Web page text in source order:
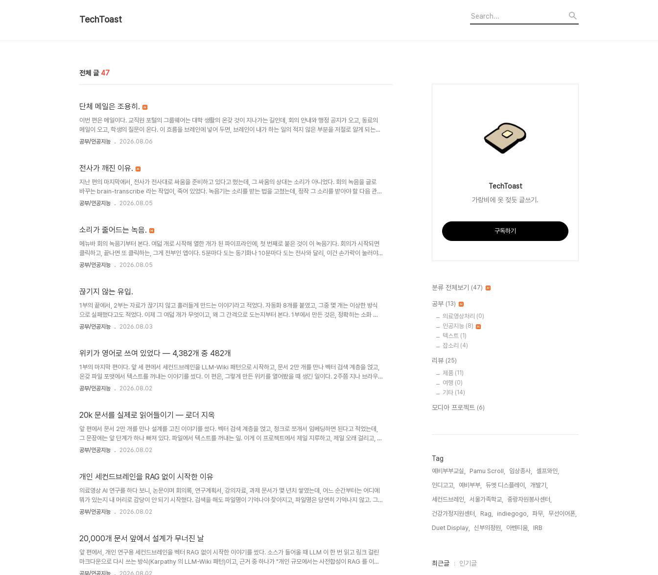
TechToast
전체 글 47
단체 메일은 조용히.
이번 편은 메일이다. 교직원 포털의 그룹웨어는 대학 생활의 온갖 것이 지나가는 길인데, 회의 안내와 행정 공지가 오고, 동료의
메일이 오고, 학생의 질문이 온다. 이 흐름을 브레인에 넣어 두면, 브레인이 내가 하는 일의 적지 않은 부분을 저절로 알게 되는데,
그게 이 자동화를 시작한 이유였다. 메일 하나가 곧 업무 기록 하나라, 긁어 두면 기록이 되고 놓치면 흔적도 없다. 회의록은 지나
으로 나뉘었는지, 하나씩 보자. 포털을 열고, 편지함을 걷는다그룹웨어..
공부/인공지능 2026.08.06
전사가 깨진 이유.
지난 편의 마지막에서, 전사가 전사대로 싸움을 준비하고 있다고 했는데, 그 싸움의 상대는 소리가 아니었다. 회의 녹음을 글로
바꾸는 brain-transcribe 라는 작업이, 죽어 있었다. 녹음기는 소리를 받는 법을 고쳤는데, 정작 그 소리를 받아야 할 다음 관문
이 넘어져 있었다. 그달 중반의 기록에는, numpy 와 numba 의 충돌이라는 진단 한 줄이 남아 있다. 버전 두 개가 싸운 흔적을,
트는 회의록 폴더에 전사 문서로 떨어지고,..
공부/인공지능 2026.08.05
소리가 줄어드는 녹음.
메뉴바 회의 녹음기부터 본다. 여덟 개로 시작해 열한 개가 된 파이프라인에, 첫 번째로 붙은 것이 이 녹음기다. 회의가 시작되면
클릭하고, 끝나면 또 클릭하는, 그게 전부인 앱이다. 5분마다 도는 동기화나 10분마다 도는 전사와 달리, 이건 손가락이 눌러야
시작되는 트리거 방식이다. 트리거로 산다는 점은 끝까지 그대로였는데, 소리를 받는 방식만 이상하게 무너졌다. 열 초를 녹음했
에서 가장 손에 가까운 곳에 있는 것이 이 녹음기였다. 이 녹음기가..
공부/인공지능 2026.08.05
끊기지 않는 유입.
1부의 끝에서, 2부는 자료가 끊기지 않고 흘러들게 만드는 이야기라고 적었다. 자동화 8개를 붙였고, 그중 몇 개는 이상한 방식
으로 실패했다고도 적었다. 이제 그 여덟 개가 무엇이고, 왜 그 간격으로 도는지부터 본다. 1부에서 만든 것은, 정확히는 소화 기
관이다. 문서를 읽어 위키로 합성하고, 임베딩으로 색인하고, 질문이 오면 거기서 답을 찾는. 그런데 그 어느 것도, 재료가 들어오
에서 나는 소리, 포털에 오는 메일, 그리고 일정. 넷 다 손이 닿..
공부/인공지능 2026.08.03
위키가 영어로 쓰여 있었다 — 4,382개 중 482개
1부의 마지막 편이다. 앞 세 편에서 세컨드브레인을 LLM-Wiki 패턴으로 시작하고, 문서 2만 개를 만나 벡터 검색 계층을 얹고,
온갖 파일 포맷에서 텍스트를 꺼내는 이야기를 썼다. 이 편은, 그렇게 만든 위키를 열어봤을 때 생긴 일이다. 2주쯤 지나 브라우
징 화면을 붙였고, 페이지를 넘겨보다가 이상한 걸 발견했다. 일부 페이지가 영어로 쓰여 있었다. 내 자료는 거의 전부 한국어인
의 잔재다. 처음엔 프롬프트가 영어였고, 모델이 영어로 답했는데,..
공부/인공지능 2026.08.02
20k 문서를 실제로 읽어들이기 — 로더 지옥
앞 편에서 문서 2만 개를 만나 설계를 고친 이야기를 썼다. 벡터 검색 계층을 얹고, 청크로 쪼개서 임베딩하면 된다고 적었는데,
그 문장에는 앞 단계가 하나 빠져 있다. 파일에서 텍스트를 꺼내는 일. 이게 이 프로젝트에서 제일 지루하고, 제일 오래 걸리고, 블
로그에서 아무도 안 쓰는 부분이다. RAG 튜토리얼은 대부분 PyPDFLoader 한 줄로 끝난다. 실제 자료는 그렇게 생기지 않았
csv txt mdhwp hwpx..
공부/인공지능 2026.08.02
개인 세컨드브레인을 RAG 없이 시작한 이유
의료영상 AI 연구를 하다 보니, 논문이며 회의록, 연구계획서, 강의자료, 과제 문서가 몇 년치 쌓였는데, 어느 순간부터는 어디에
뭐가 있는지 내 머리로 감당이 안 되기 시작했다. 검색을 해도 파일명이 기억나야 찾아지고, 파일명은 당연히 기억나지 않고. 그
래서 개인 연구용 세컨드브레인을 만들기로 했다. 2026년 6월 2일이었다. 이 글은 그 첫날에 내린 설계 결정 하나에 관한 이야
"아무짝에도 쓸모없다"는 말을 듣게 되는데, 미리 밝혀두면 그 원인은..
공부/인공지능 2026.08.02
20,000개 문서 앞에서 설계가 무너진 날
앞 편에서, 개인 연구용 세컨드브레인을 벡터 RAG 없이 시작한 이야기를 썼다. 소스가 들어올 때 LLM 이 한 번 읽고 링크 걸린
마크다운으로 다시 쓰는 방식(Karpathy 의 LLM-Wiki 패턴)이고, 근거 중 하나가 "개인 규모에서는 사전합성이 RAG 를 이긴
다" 였다. 2026년 6월 2일에 그게 엔드투엔드로 돌아가는 걸 확인했다. 같은 날 설계가 깨졌다. 이 편은 그 이야기고, 시리즈에
공부/인공지능 2026.08.02
TechToast
가랑비에 옷 젖듯 글쓰기.
구독하기
분류 전체보기 (47)
공부 (13)
의료영상처리 (0)
인공지능 (8)
텍스트 (1)
잡소리 (4)
리뷰 (25)
제품 (11)
여행 (0)
기타 (14)
모디아 프로젝트 (6)
Tag
예비부부교실, Pamu Scroll, 임상종사,
셀프와인,
인디고고,
예비부부, 듀엣 디스플레이,
개발기,
세컨드브레인,
서울가족학교,
중랑자원봉사센터,
건강가정지원센터,
Rag, indiegogo, 파무,
무선이어폰,
Duet Display,
신부의정원, 아벤티움, IRB,
최
최근글 인기글